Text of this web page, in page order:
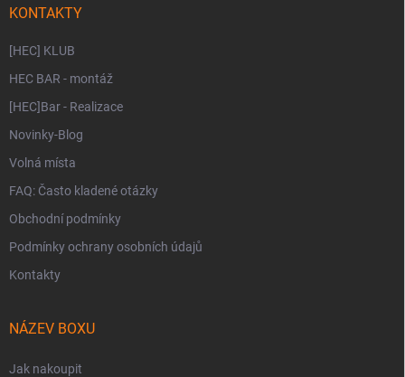
KONTAKTY
[HEC] KLUB
HEC BAR - montáž
[HEC]Bar - Realizace
Novinky-Blog
Volná místa
FAQ: Často kladené otázky
Obchodní podmínky
Podmínky ochrany osobních údajů
Kontakty
NÁZEV BOXU
Jak nakoupit